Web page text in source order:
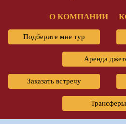
О КОМПАНИИ
Подберите мне тур
Аренда
Заказать встречу
Трансферы